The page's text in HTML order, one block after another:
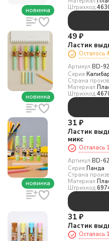
новинка
Штрихкод:
новинка
49 ₽
Ластик
Осталось
Артикул:BD-
Серия:
Страна
Материал:
Штрихкод:
новинка
31 ₽
Ластик
микс
Осталась
Артикул:BD-
Серия:Панда
Страна
Материал:
Штрихкод:
31 ₽
Ластик
Осталась